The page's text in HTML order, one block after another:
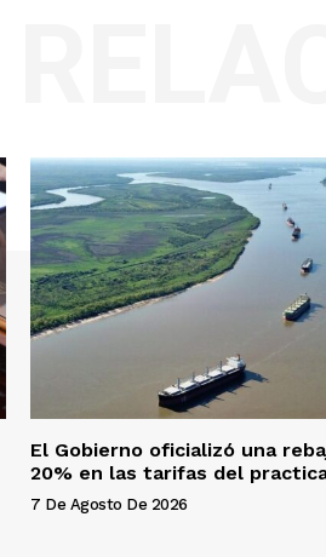
El Gobierno oficializó una
20% en las tarifas del
7 De Agosto De 2026